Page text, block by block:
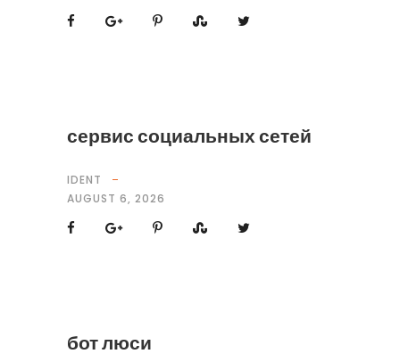
сервис социальных сетей
IDENT
AUGUST 6, 2026
бот люси